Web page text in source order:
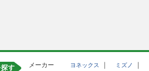
す メーカー ヨネックス ｜ ミズノ ｜